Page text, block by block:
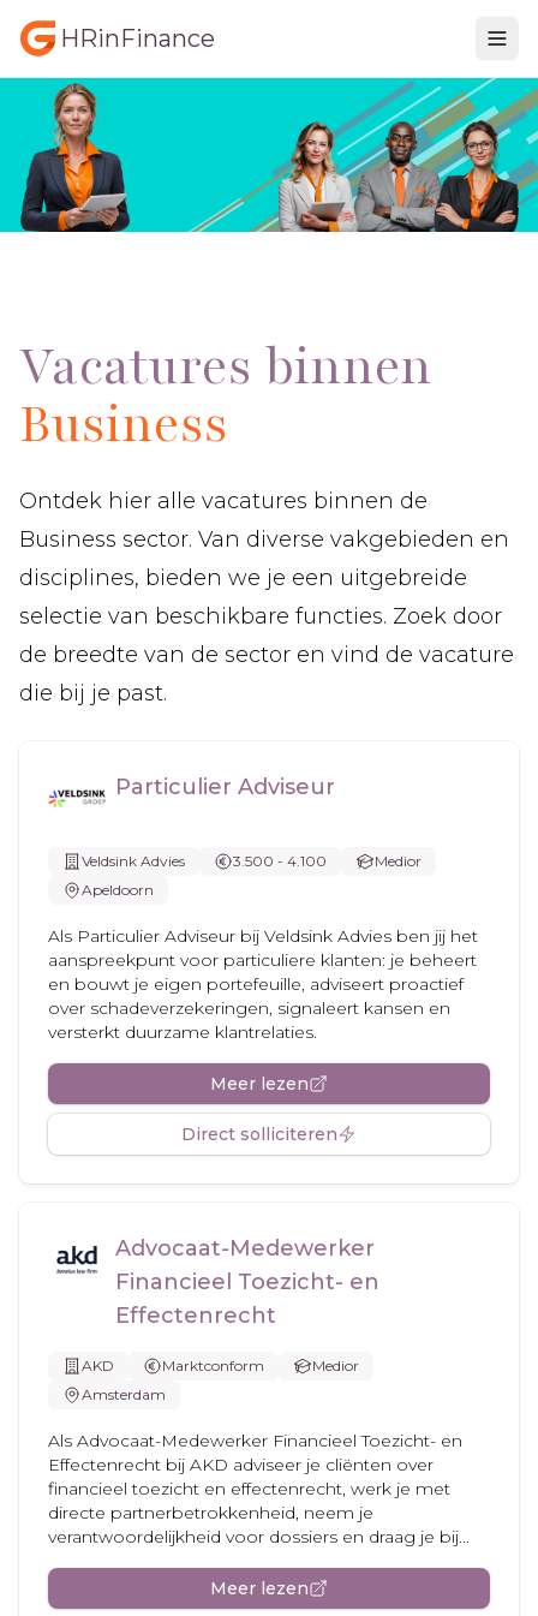
HRinFinance
Vacatures binnen
Business
Ontdek hier alle vacatures binnen de
Business sector. Van diverse vakgebieden en
disciplines, bieden we je een uitgebreide
selectie van beschikbare functies. Zoek door
de breedte van de sector en vind de vacature
die bij je past.
Particulier Adviseur
Veldsink Advies 3.500 - 4.100
Medior
Apeldoorn
Als Particulier Adviseur bij Veldsink Advies ben jij het
aanspreekpunt voor particuliere klanten: je beheert
en bouwt je eigen portefeuille, adviseert proactief
over schadeverzekeringen, signaleert kansen en
versterkt duurzame klantrelaties.
Meer lezen
Direct solliciteren
Advocaat-Medewerker
Financieel Toezicht- en
Effectenrecht
AKD Marktconform
Medior
Amsterdam
Als Advocaat-Medewerker Financieel Toezicht- en
Effectenrecht bij AKD adviseer je cliënten over
financieel toezicht en effectenrecht, werk je met
directe partnerbetrokkenheid, neem je
verantwoordelijkheid voor dossiers en draag je bij...
Meer lezen